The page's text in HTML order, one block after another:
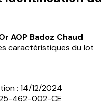
AOP Badoz Chaud
caractéristiques du lot
: 14/12/2024
462-002-CE